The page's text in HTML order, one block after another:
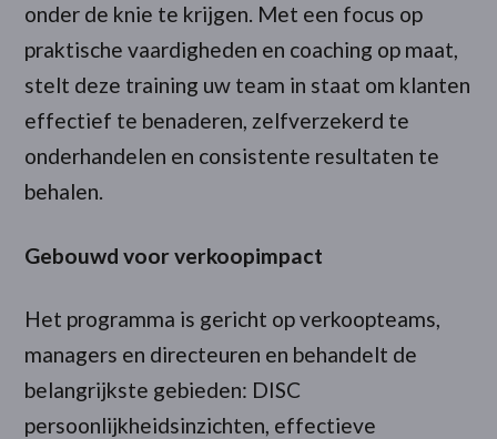
onder de knie te krijgen. Met een focus op
praktische vaardigheden en coaching op maat,
stelt deze training uw team in staat om klanten
effectief te benaderen, zelfverzekerd te
onderhandelen en consistente resultaten te
behalen.
Gebouwd voor verkoopimpact
Het programma is gericht op verkoopteams,
managers en directeuren en behandelt de
belangrijkste gebieden: DISC
persoonlijkheidsinzichten, effectieve